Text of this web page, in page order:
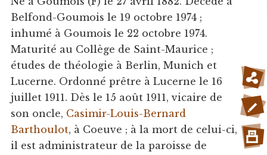
Belfond-Goumois le 19 octobre 1974 ;
inhumé à Goumois le 22 octobre 1974.
Maturité au Collège de Saint-Maurice ;
études de théologie à Berlin, Munich et
Lucerne. Ordonné prêtre à Lucerne le 16
juillet 1911. Dès le 15 août 1911, vicaire de
son oncle, Casimir-Louis-Bernard
Barthoulot, à Coeuve ; à la mort de celui-ci,
il est administrateur de la paroisse de